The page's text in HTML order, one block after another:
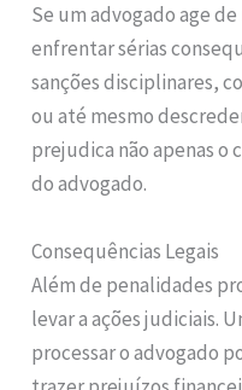
Se um advogado age
enfrentar sérias
sanções disciplinares,
ou até mesmo
prejudica não apenas o
do advogado.
Consequências Legais
Além de penalidades
levar a ações judiciais.
processar o advogado